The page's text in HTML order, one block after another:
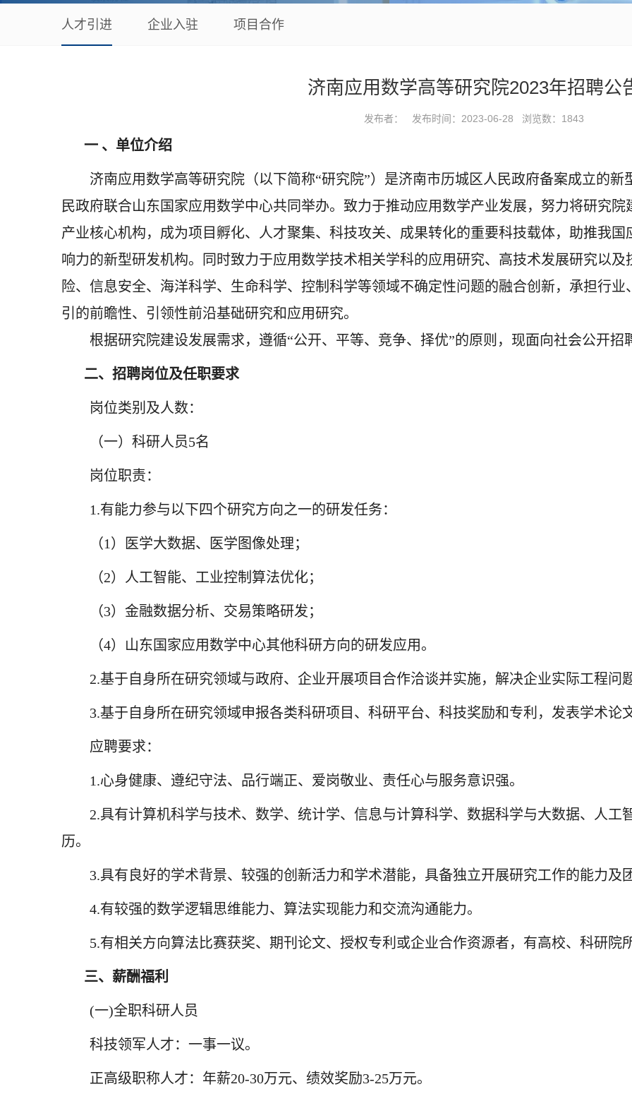
人才引进 企业入驻 项目合作
济南应用数学高等研究院2023年招聘公
发布者： 发布时间：2023-06-28 浏览数： 1843
一 、单位介绍
济南应用数学高等研究院（以下简称“研究院”）是济南市历城区人民政府备案成立的
民政府联合山东国家应用数学中心共同举办。致力于推动应用数学产业发展，努力将研究
产业核心机构，成为项目孵化、人才聚集、科技攻关、成果转化的重要科技载体，助推我
响力的新型研发机构。同时致力于应用数学技术相关学科的应用研究、高技术发展研究以
险、信息安全、海洋科学、生命科学、控制科学等领域不确定性问题的融合创新，承担行
引的前瞻性、引领性前沿基础研究和应用研究。
根据研究院建设发展需求，遵循“公开、平等、竞争、择优”的原则，现面向社会公开招
二、招聘岗位及任职要求
岗位类别及人数：
（一）科研人员5名
岗位职责：
1.有能力参与以下四个研究方向之一的研发任务：
（1）医学大数据、医学图像处理；
（2）人工智能、工业控制算法优化；
（3）金融数据分析、交易策略研发；
（4）山东国家应用数学中心其他科研方向的研发应用。
2.基于自身所在研究领域与政府、企业开展项目合作洽谈并实施，解决企业实际工程问
3.基于自身所在研究领域申报各类科研项目、科研平台、科技奖励和专利，发表学术论文
应聘要求：
1.心身健康、遵纪守法、品行端正、爱岗敬业、责任心与服务意识强。
2.具有计算机科学与技术、数学、统计学、信息与计算科学、数据科学与大数据、人工
历。
3.具有良好的学术背景、较强的创新活力和学术潜能，具备独立开展研究工作的能力及
4.有较强的数学逻辑思维能力、算法实现能力和交流沟通能力。
5.有相关方向算法比赛获奖、期刊论文、授权专利或企业合作资源者，有高校、科研院
三、薪酬福利
(一)全职科研人员
科技领军人才：一事一议。
正高级职称人才：年薪20-30万元、绩效奖励3-25万元。